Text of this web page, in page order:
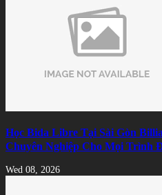
Học Bida Libre Tại Sài Gòn
Chuyên Nghiệp Cho Mọi Trình
Wed 08, 2026